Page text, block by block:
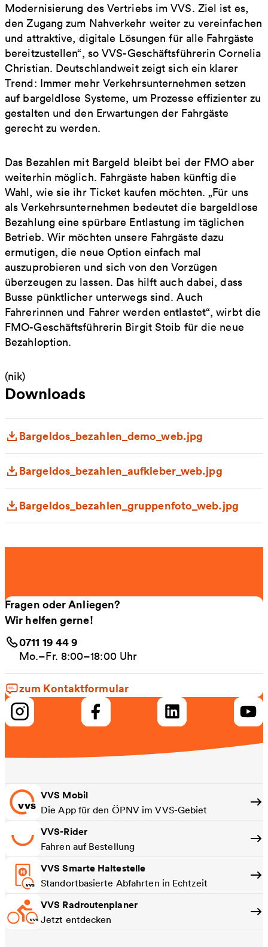
Modernisierung des Vertriebs im VVS. Ziel ist es,
den Zugang zum Nahverkehr weiter zu vereinfachen
und attraktive, digitale Lösungen für alle Fahrgäste
bereitzustellen“, so VVS-Geschäftsführerin Cornelia
Christian. Deutschlandweit zeigt sich ein klarer
Trend: Immer mehr Verkehrsunternehmen setzen
auf bargeldlose Systeme, um Prozesse effizienter zu
gestalten und den Erwartungen der Fahrgäste
gerecht zu werden.
Das Bezahlen mit Bargeld bleibt bei der FMO aber
weiterhin möglich. Fahrgäste haben künftig die
Wahl, wie sie ihr Ticket kaufen möchten. „Für uns
als Verkehrsunternehmen bedeutet die bargeldlose
Bezahlung eine spürbare Entlastung im täglichen
Betrieb. Wir möchten unsere Fahrgäste dazu
ermutigen, die neue Option einfach mal
auszuprobieren und sich von den Vorzügen
überzeugen zu lassen. Das hilft auch dabei, dass
Busse pünktlicher unterwegs sind. Auch
Fahrerinnen und Fahrer werden entlastet“, wirbt die
FMO-Geschäftsführerin Birgit Stoib für die neue
Bezahloption.
(nik)
Downloads
Bargeldos_bezahlen_demo_web.jpg
Bargeldos_bezahlen_aufkleber_web.jpg
Bargeldos_bezahlen_gruppenfoto_web.jpg
Fragen oder Anliegen?
Wir helfen gerne!
0711 19 44 9
Mo.–Fr. 8:00–18:00 Uhr
zum Kontaktformular
VVS Mobil
Die App für den ÖPNV im VVS-Gebiet
VVS-Rider
Fahren auf Bestellung
VVS Smarte Haltestelle
Standortbasierte Abfahrten in Echtzeit
VVS Radroutenplaner
Jetzt entdecken